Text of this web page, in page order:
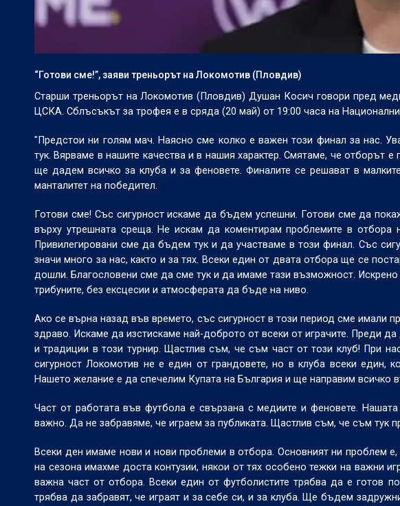
“Готови сме!”, заяви треньорът на Локомотив (Пловдив)
Старши треньорът на Локомотив (Пловдив) Душан Косич говори пред
ЦСКА. Сблъсъкът за трофея е в сряда (20 май) от 19:00 часа на
"Предстои ни голям мач. Наясно сме колко е важен този финал за нас.
тук. Вярваме в нашите качества и в нашия характер. Смятаме, че отборът
ще дадем всичко за клуба и за феновете. Финалите се решават в
манталитет на победител.
Готови сме! Със сигурност искаме да бъдем успешни. Готови сме да
върху утрешната среща. Не искам да коментирам проблемите в
Привилегировани сме да бъдем тук и да участваме в този финал. Със
значи много за нас, както и за тях. Всеки един от двата отбора ще се
дошли. Благословени сме да сме тук и да имаме тази възможност.
трибуните, без ексцесии и атмосферата да бъде на ниво.
Ако се върна назад във времето, със сигурност в този период сме имали
здраво. Искаме да изстискаме най-доброто от всеки от играчите. Преди
и традиции в този турнир. Щастлив съм, че съм част от този клуб! При
сигурност Локомотив не е един от грандовете, но в клуба всеки един,
Нашето желание е да спечелим Купата на България и ще направим всичко
Част от работата във футбола е свързана с медиите и феновете.
важно. Да не забравяме, че играем за публиката. Щастлив съм, че съм
Всеки ден имаме нови и нови проблеми в отбора. Основният ни проблем
на сезона имахме доста контузии, някои от тях особено тежки на важни
важна част от отбора. Всеки един от футболистите трябва да е готов
трябва да забравят, че играят и за себе си, и за клуба. Ще бъдем